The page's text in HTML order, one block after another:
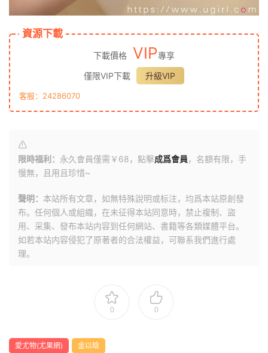
資源下載
下載價格 VIP專享
僅限VIP下載
升級VIP
客服：24286070
限時福利： 永久會員僅需￥68，點擊成爲會員，名額有限，手
慢無，且用且珍惜~
聲明： 本站所有文章，如無特殊說明或标注，均爲本站原創發
布。任何個人或組織，在未征得本站同意時，禁止複制、盜
用、采集、發布本站内容到任何網站、書籍等各類媒體平台。
如若本站内容侵犯了原著者的合法權益，可聯系我們進行處
理。
0 0
愛尤物(尤果網) 金以晗